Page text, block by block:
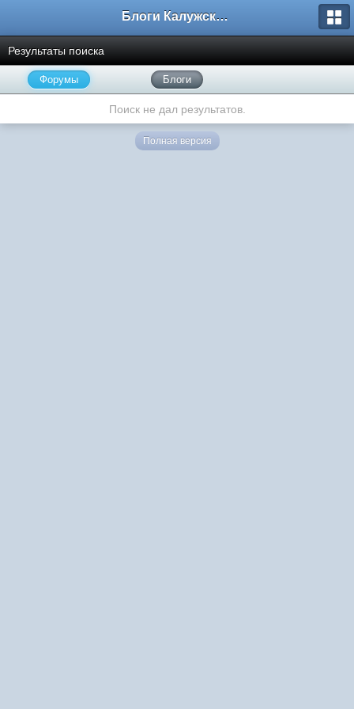
Блоги Калужского перекрестка
Результаты поиска
Форумы Блоги
Поиск не дал результатов.
Полная версия